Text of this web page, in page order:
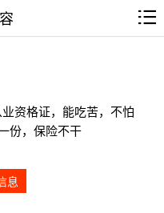
资格证，能吃苦，不怕
份，保险不干
息